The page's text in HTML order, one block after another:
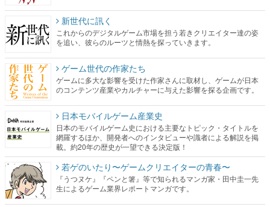
新世代に訊く
これからのデジタルゲーム市場を担う若きクリエイター達の姿
を追い、彼らのルーツと情熱を探っていきます。
ゲーム世代の作家たち
ゲームに多大な影響を受けた作家さんに取材し、ゲームが日本
のコンテンツ産業やカルチャーに与えた影響を探る企画です。
日本モバイルゲーム産業史
日本のモバイルゲーム史における主要なトピック・タイトルを
網羅するほか、開発者へのインタビューや識者による解説を掲
載。約20年の歴史が一望できる決定版！
若ゲのいたり〜ゲームクリエイターの青春〜
『うつヌケ』『ペンと箸』等で知られるマンガ家・田中圭一先
生によるゲーム業界レポートマンガです。